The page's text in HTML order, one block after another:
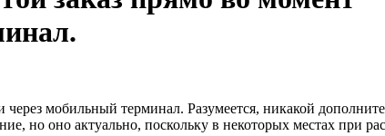
мобильный терминал. Разумеется, никакой
но оно актуально, поскольку в некоторых местах при